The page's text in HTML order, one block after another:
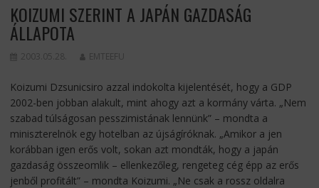
KOIZUMI SZERINT A JAPÁN GAZDASÁG
ÁLLAPOTA
2003.05.28. EMTEEFU
Koizumi Dzsunicsiro azzal indokolta kijelentését, hogy a GDP
2002-ben jobban alakult, mint ahogy azt a kormány várta. „Nem
szabad túlságosan pesszimistának lennünk” – mondta a
miniszterelnök egy hotelban az újságíróknak. „Amikor a jen
korábban igen erős volt, sokan azt mondták, hogy a japán
gazdaság összeomlik – ellenkezőleg, rengeteg cég épp az erős
jenből profitált” – mondta Koizumi. „Ne csak a rossz oldalra